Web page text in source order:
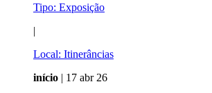
Tipo: Exposição
|
Local: Itinerâncias
início | 17 abr 26